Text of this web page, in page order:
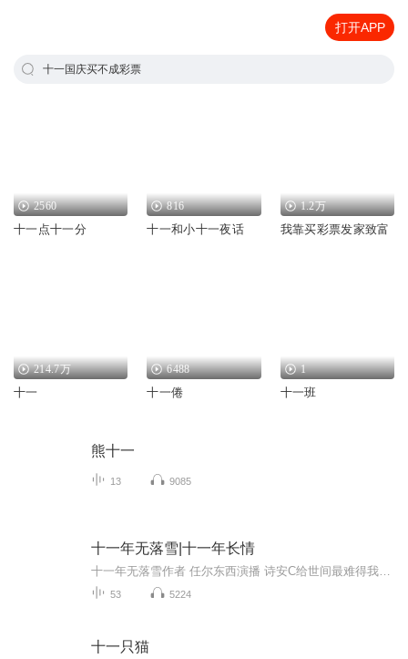
打开APP
十一国庆买不成彩票
2560
十一点十一分
816
十一和小十一夜话
1.2万
我靠买彩票发家致富
214.7万
十一
6488
十一倦
1
十一班
熊十一
13 9085
十一年无落雪|十一年长情
53 5224
十一只猫